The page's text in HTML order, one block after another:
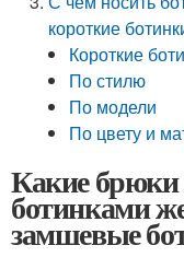
короткие
Короткие
По стилю
По модели
По цвету и
Какие
ботинками
замшевые